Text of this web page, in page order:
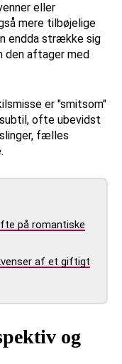
eller
mere tilbøjelige
endda strække sig
den aftager med
er "smitsom"
ofte ubevidst
fælles
på romantiske
af et giftigt
og